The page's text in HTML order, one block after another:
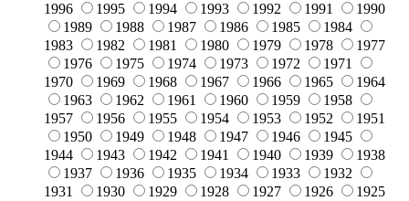
1996
1995 1994 1993 1992 1991
1990
1989
1988 1987 1986 1985
1984
1983
1982 1981 1980 1979 1978
1977
1976
1975 1974 1973 1972
1971
1970
1969 1968 1967 1966 1965
1964
1963
1962 1961 1960 1959
1958
1957
1956 1955 1954 1953 1952
1951
1950
1949 1948 1947 1946
1945
1944
1943 1942 1941 1940 1939
1938
1937
1936 1935 1934 1933
1932
1931
1930 1929 1928 1927 1926
1925